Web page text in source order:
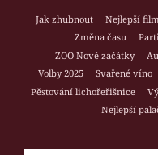
Jak zhubnout Nejlepší
Změna času
ZOO Nové začátky
Volby 2025
Svařené víno
Pěstování lichořeřišnice
Nejlepší